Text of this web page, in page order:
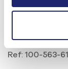
EMC I/
Ref: 100-563-